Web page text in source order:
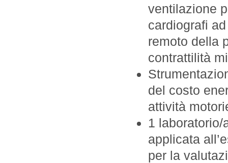
ventilazione
cardiografi
remoto della
contrattilità
del costo
attività
1 laboratorio/
applicata
per la